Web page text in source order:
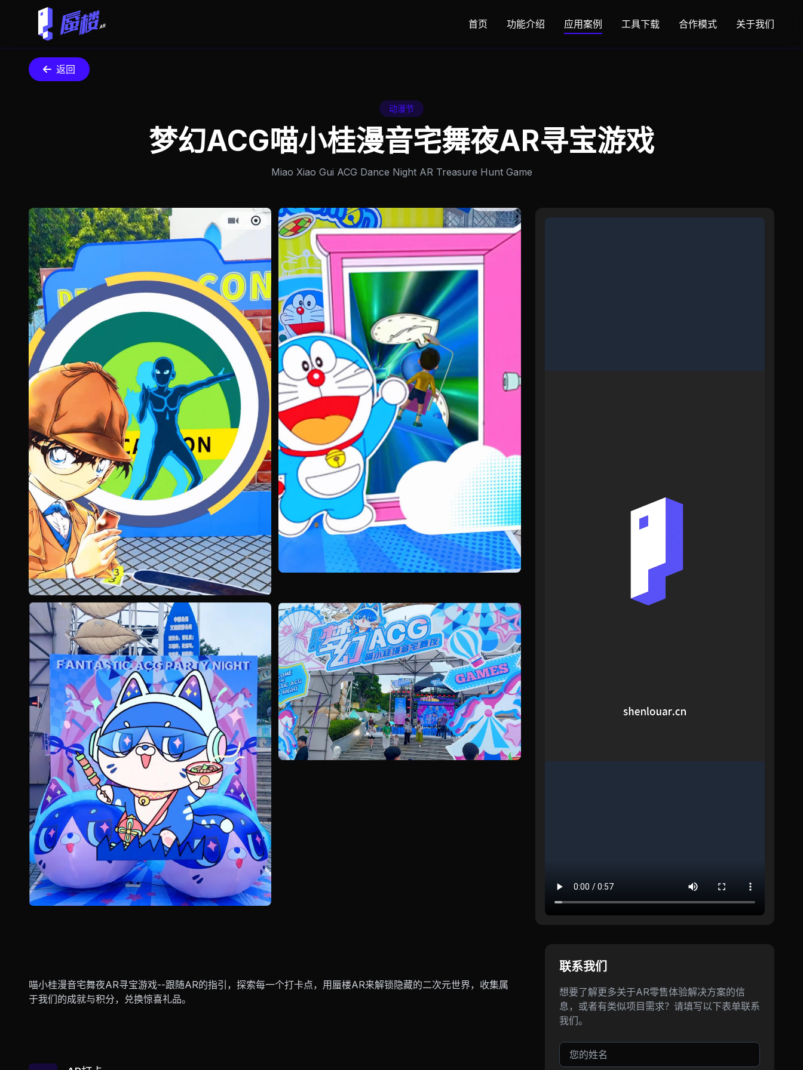
首页 功能介绍 应用案例 工具下载 合作模式 关于我们
返回
动漫节
梦幻ACG喵小桂漫音宅舞夜AR寻宝游戏
Miao Xiao Gui ACG Dance Night AR Treasure Hunt Game
喵小桂漫音宅舞夜AR寻宝游戏--跟随AR的指引，探索每一个打卡点，用蜃楼AR来解锁隐藏的二次元世界，收集属
于我们的成就与积分，兑换惊喜礼品。
联系我们
想要了解更多关于AR零售体验解决方案的信
息，或者有类似项目需求？请填写以下表单联系
我们。